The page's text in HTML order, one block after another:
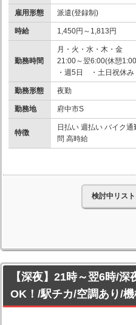
雇用形態 派遣(登録制)
時給 1,450円～1,813円
勤務時間
月・火・水・木・金
21:00～翌6:00(休憩
・週5日 ・土日祝休み
勤務形態 夜勤
勤務地 府中市S
特徴
日払い 週払い バイク
問 高時給
検討中リス
【深夜】21時～翌6時/
OK！/駅チカ/空調あり/